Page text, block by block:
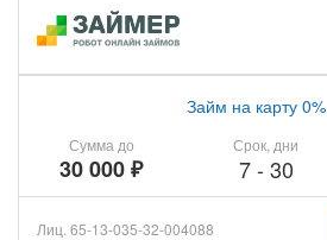
Сумма до
30 000 ₽
Займ на карту 0%
Срок, дни
7- 30
Лиц. 65-13-035-32-004088